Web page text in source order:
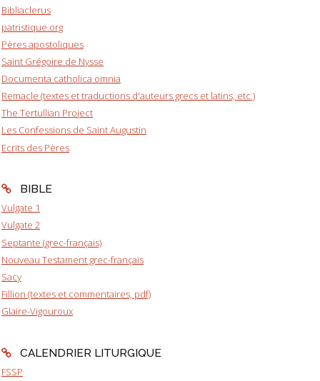
Bibliaclerus
patristique.org
Pères apostoliques
Saint Grégoire de Nysse
Documenta catholica omnia
Remacle (textes et traductions d'auteurs grecs et latins, etc.)
The Tertullian Project
Les Confessions de Saint Augustin
Ecrits des Pères
BIBLE
Vulgate 1
Vulgate 2
Septante (grec-français)
Nouveau Testament grec-français
Sacy
Fillion (textes et commentaires, pdf)
Glaire-Vigouroux
CALENDRIER LITURGIQUE
FSSP